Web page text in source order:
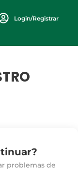
Login/Registrar
problemas de